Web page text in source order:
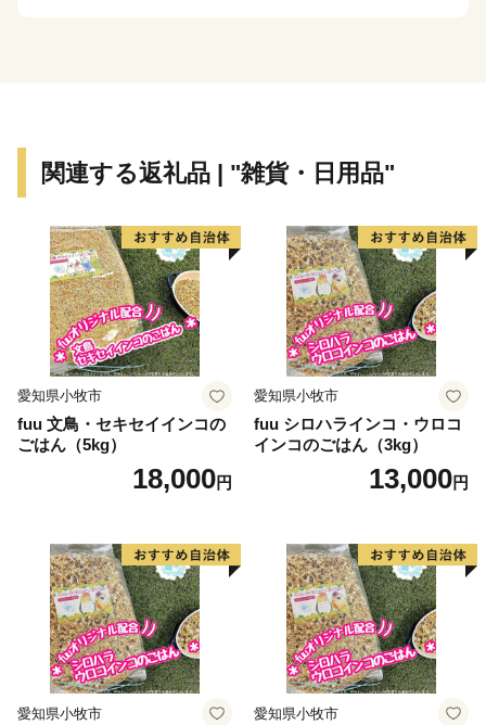
※特典の送付は、妙高市外にお住まいの方に限らせてい
ただきます。
※寄附につきましては、年度内の回数制限は現在設けて
おりません。
※寄付確認後、順次発送（なるべく早く発送を心がけま
すが、１か月程度かかる場合もございます。）
※特典商品の写真はイメージです。
「ふるさと納税ワンストップ特例制度」をご利用頂く場
書」を
同封してお送り致しますので、新潟県妙高市ふるさと納
税サポート室まで郵送ください。
☆下記URLより、ワンストップ特例申請の受付状況が確
認いただけます。
https://furusato-madoguchi.jp/service/myoko/
関連する返礼品 | "雑貨・日用品"
愛知県小牧市
fuu 文鳥・セキセイインコの
ごはん（5kg）
18,000円
愛知県小牧市
fuu シロハラインコ・ウロコ
インコのごはん（3kg）
13,000円
愛知県小牧市 愛知県小牧市